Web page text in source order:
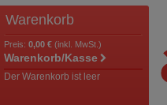
Warenkorb
Preis: 0,00 € (inkl. MwSt.)
Warenkorb/Kasse
Der Warenkorb ist leer